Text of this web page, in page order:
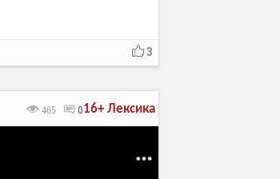
3
Лексика
16+
465 0